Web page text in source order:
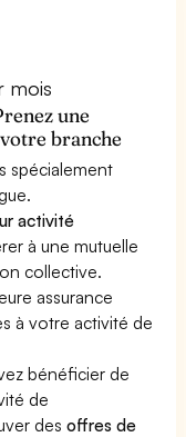
mois
une
branche
spécialement
activité
à une mutuelle
collective.
assurance
à votre activité de
bénéficier de
de
desoffres de